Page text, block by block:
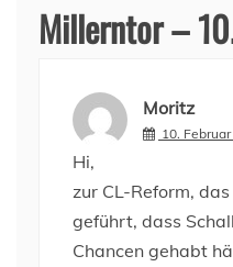
Millerntor –
Moritz
10.
Hi,
zur CL-Reform,
geführt, dass
Chancen gehabt